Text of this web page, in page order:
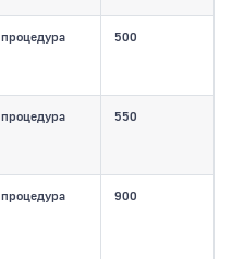
процедура 500
процедура 550
процедура 900